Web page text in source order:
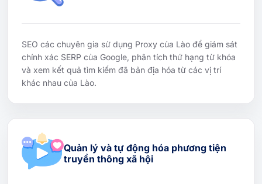
SEO các chuyên gia sử dụng Proxy của Lào để giám sát
chính xác SERP của Google, phân tích thứ hạng từ khóa
và xem kết quả tìm kiếm đã bản địa hóa từ các vị trí
khác nhau của Lào.
Quản lý và tự động hóa phương tiện
truyền thông xã hội